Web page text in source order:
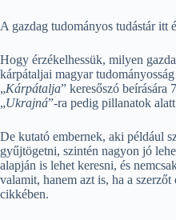
A gazdag tudományos tudástár itt
Hogy érzékelhessük, milyen
kárpátaljai magyar
„Kárpátalja” keresőszó beírására
„Ukrajná”-ra pedig pillanatok
De kutató embernek, aki például
gyűjtögetni, szintén nagyon jó
alapján is lehet keresni, és
valamit, hanem azt is, ha a
cikkében.